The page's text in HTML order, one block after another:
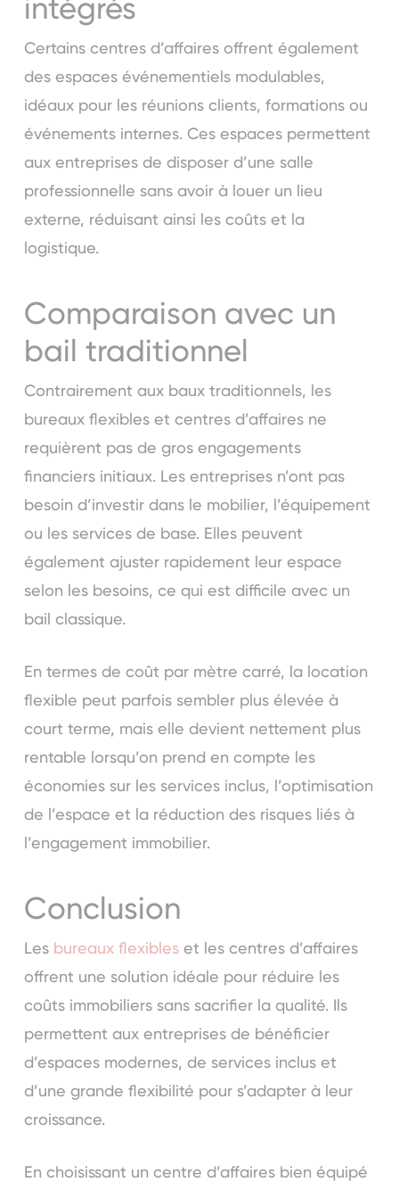
intégrés
Certains centres d’affaires offrent également
des espaces événementiels modulables,
idéaux pour les réunions clients, formations ou
événements internes. Ces espaces permettent
aux entreprises de disposer d’une salle
professionnelle sans avoir à louer un lieu
externe, réduisant ainsi les coûts et la
logistique.
Comparaison avec un
bail traditionnel
Contrairement aux baux traditionnels, les
bureaux flexibles et centres d’affaires ne
requièrent pas de gros engagements
financiers initiaux. Les entreprises n’ont pas
besoin d’investir dans le mobilier, l’équipement
ou les services de base. Elles peuvent
également ajuster rapidement leur espace
selon les besoins, ce qui est difficile avec un
bail classique.
En termes de coût par mètre carré, la location
flexible peut parfois sembler plus élevée à
court terme, mais elle devient nettement plus
rentable lorsqu’on prend en compte les
économies sur les services inclus, l’optimisation
de l’espace et la réduction des risques liés à
l’engagement immobilier.
Conclusion
Les bureaux flexibleset les centres d’affaires
offrent une solution idéale pour réduire les
coûts immobiliers sans sacrifier la qualité. Ils
permettent aux entreprises de bénéficier
d’espaces modernes, de services inclus et
d’une grande flexibilité pour s’adapter à leur
croissance.
En choisissant un centre d’affaires bien équipé